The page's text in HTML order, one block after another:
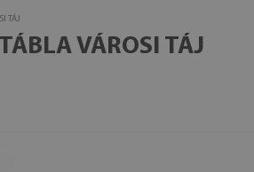
TÁJ
VÁROSI TÁJ